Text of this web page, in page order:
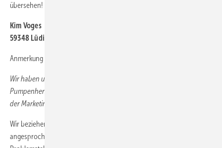
übersehen! Unsere Bitte: Nehmen Sie sich dieses Themas an. Danke.
Kim Voges
59348 Lüdinghausen
Anmerkung der Redaktion:
Wir haben uns der Sache angenommen und den Dortmunder
Pumpenhersteller um Stellungnahme gebeten. Uwe Henning, Chef
der Marketingabteilung, antwortete wie folgt:
Wir beziehen uns auf den Leserbrief von Frau Voges. Das
angesprochene Thema nehmen wir sehr ernst. Von der geschilderten